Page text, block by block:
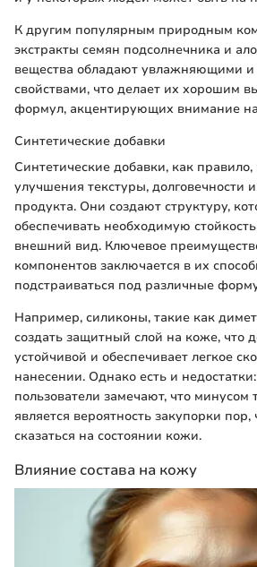
К другим популярным природным
экстракты семян подсолнечника и
вещества обладают увлажняющими
свойствами, что делает их хорошим
формул, акцентирующих внимание
Синтетические добавки
Синтетические добавки, как
улучшения текстуры, долговечности
продукта. Они создают структуру,
обеспечивать необходимую
внешний вид. Ключевое
компонентов заключается в их
подстраиваться под различные
Например, силиконы, такие как
создать защитный слой на коже, что
устойчивой и обеспечивает легкое
нанесении. Однако есть и
пользователи замечают, что минусом
является вероятность закупорки
сказаться на состоянии кожи.
Влияние состава на кожу